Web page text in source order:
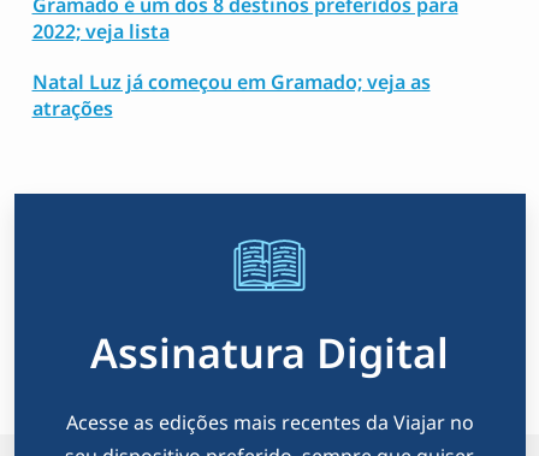
2022; veja lista
Natal Luz já começou em Gramado; veja as
atrações
Assinatura Digital
Acesse as edições mais recentes da Viajar no